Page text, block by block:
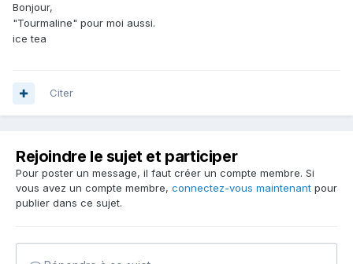
Bonjour,
"Tourmaline" pour moi aussi.
ice tea
Citer
Rejoindre le sujet et participer
Pour poster un message, il faut créer un compte membre. Si
vous avez un compte membre, connectez-vous maintenant pour
publier dans ce sujet.